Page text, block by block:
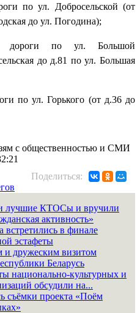
по ул. Добросельской (от
до ул. Погодина);
дороги по ул. Большой
до д.81 по ул. Большая
по ул. Горького (от д.36 до
с общественностью и СМИ
Поделиться:
лучшие КТОСы и вручили
активность»
встретились в финале
эстафеты
дружеским визитом
Беларусь
национально-культурных и
обсудили на...
съёмки проекта «Поём